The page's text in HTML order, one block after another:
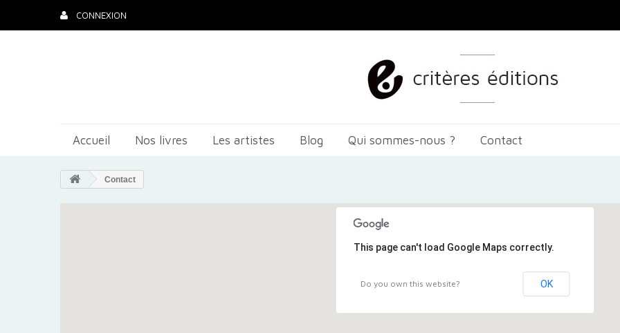
CONNEXION
Accueil Nos livres Les artistes Blog Qui sommes-nous ? Contact
Contact
This page can't load Google Maps correctly.
Do you own this website? OK